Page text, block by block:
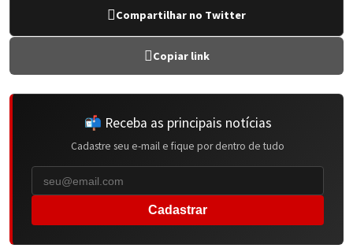
Compartilhar no Twitter
Copiar link
📬 Receba as principais notícias
Cadastre seu e-mail e fique por dentro de tudo
Cadastrar